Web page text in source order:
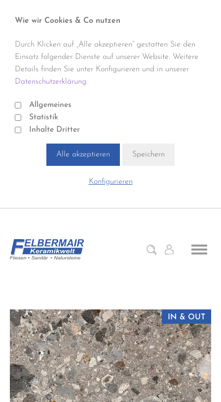
Wie wir Cookies & Co nutzen
Durch Klicken auf „Alle akzeptieren“ gestatten Sie den
Einsatz folgender Dienste auf unserer Website. Weitere
Details finden Sie unter Konfigurieren und in unserer
Datenschutzerklärung.
Allgemeines
Statistik
Inhalte Dritter
Alle akzeptieren Speichern
Konfigurieren
IN & OUT